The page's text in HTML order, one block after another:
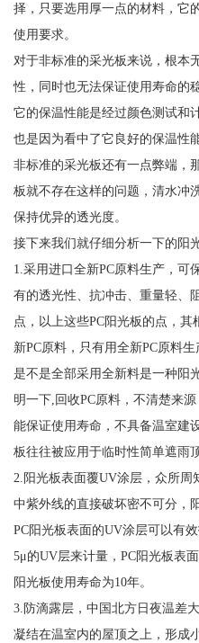
择，只要选用厚一点的材料，它
使用要求。
对于非标准的采光板来说，根本
性，同时也无法保证使用寿命的
它的保温性能是经过颜色测试和
也是因为看中了它良好的保温性能
非标准的采光板还有一点弊端，
板就不存在这样的问题，清水冲
保持优异的透光度。
接下来我们就仔细分析一下的阳
1.采用进口全新PC原料生产，可
有的透光性、抗冲击、重量轻、
点，以上这些PC阳光板的点，
新PC原料，只有用全新PC原料
是不是全部采用全新料是一种阳
明一下,回收PC原料，不清楚来
能保证使用寿命，不具备温室建
板往往被应用于临时性简单遮雨
2.阳光板表面覆UV涂层，众所
中紫外线的直接破坏密不可分，
PC阳光板表面的UV涂层可以有
5μ的UV层来计量，PC阳光板表
阳光板使用寿命为10年。
3.防滴露层，中国北方日夜温差
凝结在温室内的屋顶之上，形成